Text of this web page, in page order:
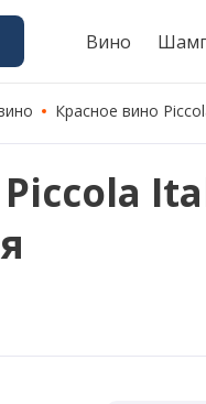
Вино
Красное вино